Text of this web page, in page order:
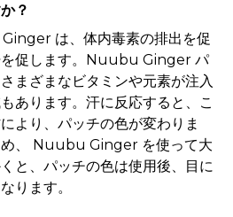
？
は、体内毒素の排出を促
を促します。Nuubu Ginger パ
まざまなビタミンや元素が注入
あります。汗に反応すると、こ
より、パッチの色が変わりま
め、 Nuubu Ginger を使って大
と、パッチの色は使用後、目に
ります。